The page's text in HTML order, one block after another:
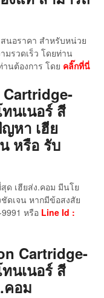
นอราคา สำหรับหน่วย
มรวดเร็ว โดยท่าน
นต้องการ โดย คลิ๊กที่นี่
นเนอร์ สี
หา เฮีย
หรือ รับ
ด เฮียส่ง.คอม มีนโย
ชัดเจน หากมีข้อสงสัย
หรือ Line Id :
Cartridge-
นเนอร์ สี
คอม